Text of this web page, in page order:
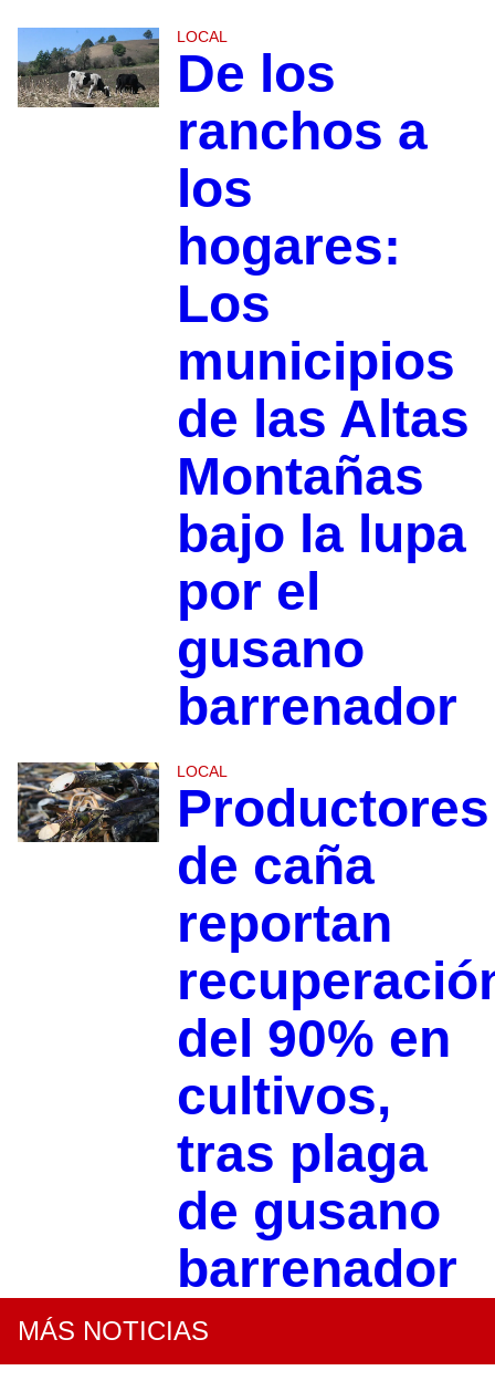
LOCAL
De los
ranchos a
los
hogares:
Los
municipios
de las Altas
Montañas
bajo la lupa
por el
gusano
barrenador
LOCAL
Productores
de caña
reportan
del 90% en
cultivos,
tras plaga
de gusano
barrenador
MÁS NOTICIAS